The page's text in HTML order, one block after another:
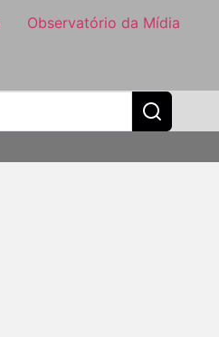
Observatório da Mídia